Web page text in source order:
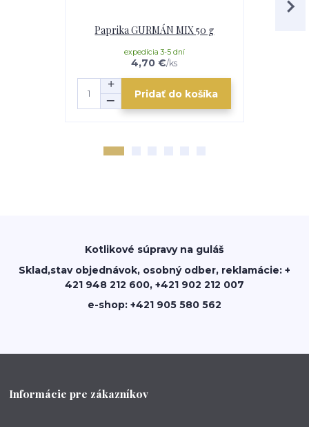
Paprika GURMÁN MIX 50 g
4,70 €/ks
expedícia 3-5 dní
Pridať do košíka
Kotlikové súpravy na guláš
Sklad,stav objednávok, osobný odber, reklamácie: +
421 948 212 600, +421 902 212 007
e-shop: +421 905 580 562
Informácie pre zákazníkov